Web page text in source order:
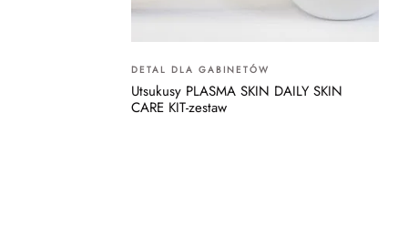
DETAL DLA GABINETÓW
Utsukusy PLASMA SKIN DAILY SKIN
CARE KIT-zestaw